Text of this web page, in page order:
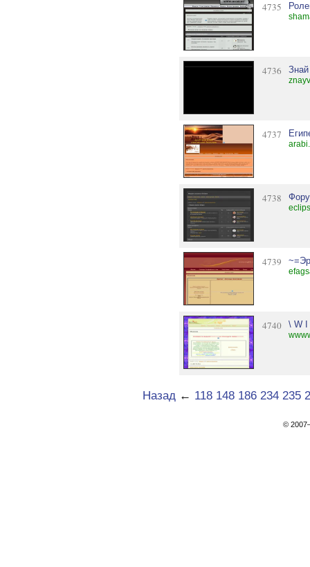
4735
4736
4737
4738
4739
4740 \ W I
Назад← 118 148 186 234 235
©